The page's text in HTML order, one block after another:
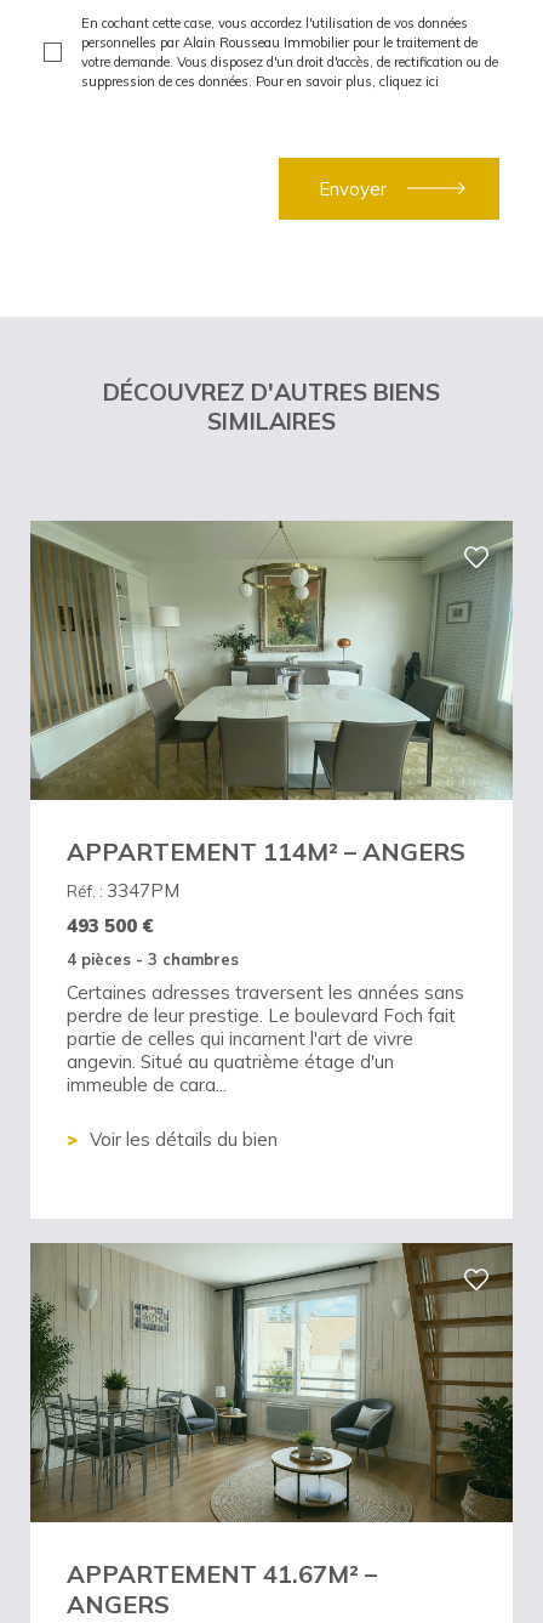
En cochant cette case, vous accordez l'utilisation de vos données
personnelles par Alain Rousseau Immobilier pour le traitement de
votre demande. Vous disposez d'un droit d'accès, de rectification ou de
suppression de ces données. Pour en savoir plus, cliquez ici
DÉCOUVREZ D'AUTRES BIENS
SIMILAIRES
APPARTEMENT 114M² – ANGERS
Réf. : 3347PM
493 500 €
4 pièces - 3 chambres
Certaines adresses traversent les années sans
perdre de leur prestige. Le boulevard Foch fait
partie de celles qui incarnent l'art de vivre
angevin. Situé au quatrième étage d'un
immeuble de cara...
Voir les détails du bien
APPARTEMENT 41.67M² –
ANGERS